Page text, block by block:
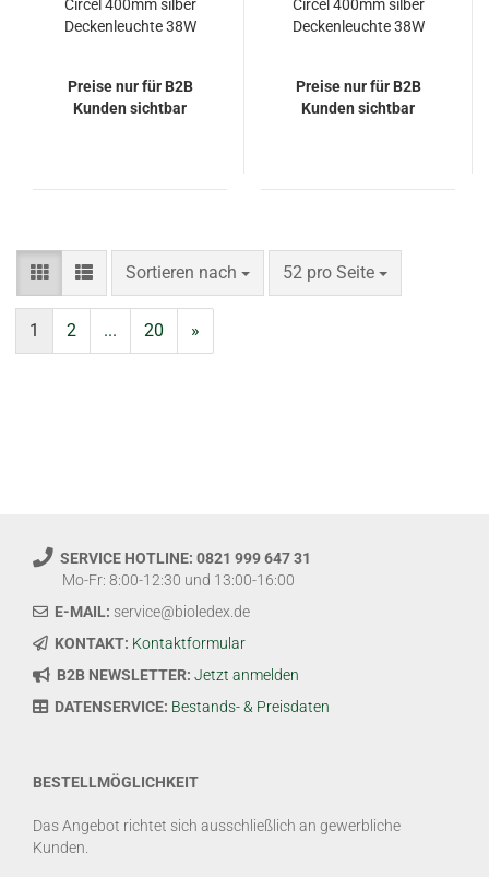
Circel 400mm silber
Deckenleuchte 38W
Preise nur für B2B
Kunden sichtbar
Circel 400mm silber
Deckenleuchte 38W
Preise nur für B2B
Kunden sichtbar
Sortieren nach
Sortieren nach 52 pro Seite
pro Seite
1 2 ... 20 »
SERVICE HOTLINE: 0821 999 647 31
Mo-Fr: 8:00-12:30 und 13:00-16:00
E-MAIL: service@bioledex.de
KONTAKT: Kontaktformular
B2B NEWSLETTER: Jetzt anmelden
DATENSERVICE: Bestands- & Preisdaten
BESTELLMÖGLICHKEIT
Das Angebot richtet sich ausschließlich an gewerbliche
Kunden.